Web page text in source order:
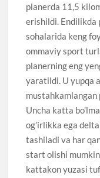
planerda 11,5
erishildi. Endilikda
sohalarida keng
ommaviy sport
planerning eng
yaratildi. U yupqa
mustahkamlangan
Uncha katta
og’irlikka ega
tashiladi va har
start olishi
kattakon yuzasi